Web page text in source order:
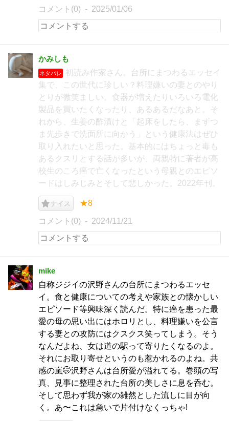
コメント(0) 2025/01/06
かみしも
ネタバレ
初読み作家さん。台所にまつわるエッセイ
集で、この世代に珍しい？料理嫌いの妻とのやり
とりが微笑ましい。食器が増えたりいろいろ電化
製品を買いたくなったり、あるあるだなあと。そ
れから、生姜の酢漬けと「起床をしたら、まずつ
ま先歩きで洗面所に向かう」という健康法はぜひ
取り入れたいと思った。基本的にはちょっと毒も
あるクスリとする話が多いが、両親特に著者が高
校生のころ癌で亡くなったという母親とのエピソ
ードはしみじみとそして悲しかった。2022年刊。
ナイス ★8
コメント(0) 2024/11/21
mike
自称ジジイの沢野さんの台所にまつわるエッセ
イ。食と健康についての考えや家族との懐かしい
エピソード等興味深く読んだ。特に癌を患った最
愛の母の思い出にはホロリとし、料理嫌いを公言
する妻との攻防にはクスクス笑ってしまう。そう
なんだよね、女は道の駅って寄りたくなるのよ。
それにお取り寄せというのも惹かれるのよね。共
感の嵐🤭沢野さんは台所愛が溢れてる。巻頭の写
真、見事に整理された台所の美しさに息を呑む。
そして思わず我が家の雑然とした流しに目が向
く。あ〜これは急いで片付けなくっちゃ!